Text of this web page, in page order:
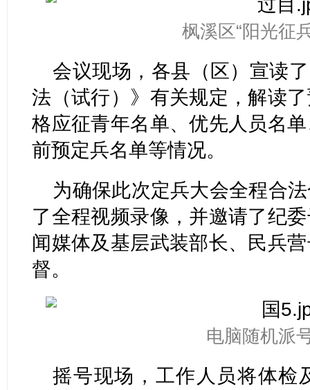
枫溪区“阳光征
会议现场，各县（区）宣读
法（试行）》有关规定，解读
格应征青年名单、优先人员名
前预定兵名单等情况。
为确保此次定兵大会全程合
了全程视频录像，并邀请了纪
闻媒体及基层武装部长、民兵
督。
电脑随机派
摇号现场，工作人员将体检